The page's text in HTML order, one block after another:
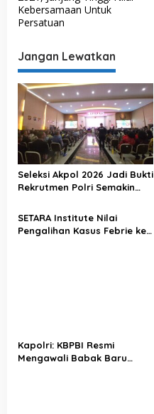
v
i
g
a
s
i
p
o
s
Kebersamaan Untuk
Persatuan
Jangan Lewatkan
Seleksi Akpol 2026 Jadi Bukti
Rekrutmen Polri Semakin
SETARA Institute Nilai
Pengalihan Kasus Febrie ke
Kapolri: KBPBI Resmi
Mengawali Babak Baru